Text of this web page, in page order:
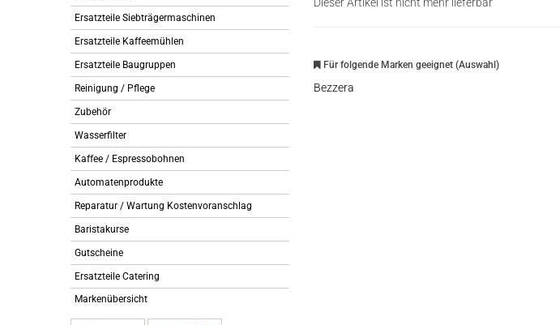
Ersatzteile Siebträgermaschinen
Ersatzteile Kaffeemühlen
Ersatzteile Baugruppen
Reinigung / Pflege
Zubehör
Wasserfilter
Kaffee / Espressobohnen
Automatenprodukte
Reparatur / Wartung Kostenvoranschlag
Baristakurse
Gutscheine
Ersatzteile Catering
Markenübersicht
Für folgende Marken geeignet (Auswahl)
Bezzera